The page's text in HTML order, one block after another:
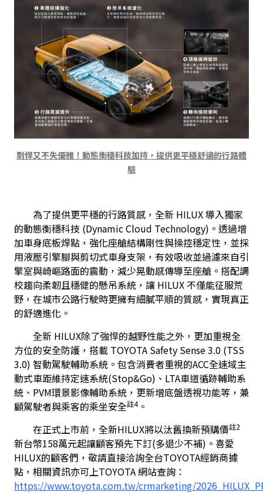
剽悍又不失優雅！動態衡穩科技加持，提供更平穩舒適的行路體
驗
為了提供更平穩的行路質感，全新 HILUX 導入獨家
的動態衡穩科技 (Dynamic Cloud Technology)。透過增
加車身底板焊點，強化座艙結構剛性與操控穩定性，並採
用液壓引擎腳與剪切式車身支架，有效吸收並過濾來自引
擎室與崎嶇路面的震動，減少晃動感傳導至座艙。搭配調
校趨向柔韌且穩健的懸吊系統，讓 HILUX 不僅能征服荒
野，在城市公路行駛時更擁有細膩平順的質感，實現真正
的舒適進化。
全新 HILUX除了強悍的越野性能之外，更加重視全
方位的安全防護，搭載 TOYOTA Safety Sense 3.0 (TSS
3.0) 智動駕駛輔助系統。包含消費者重視的ACC全速域主
動式車距維持定速系統(Stop&Go)、LTA車道循跡輔助系
統、PVM環景影像輔助系統，更新增底盤透視功能等，兼
顧駕駛者與乘客的乘坐安全註4。
在正式上市前，全新HILUX將以汰舊換新預購價註2
新台幣158萬元起讓顧客預先下訂(多退少不補)。喜愛
HILUX的顧客們，敬請直接洽詢全台TOYOTA經銷商據
點，相關資訊亦可上TOYOTA 網站查詢：
https://www.toyota.com.tw/crmarketing/